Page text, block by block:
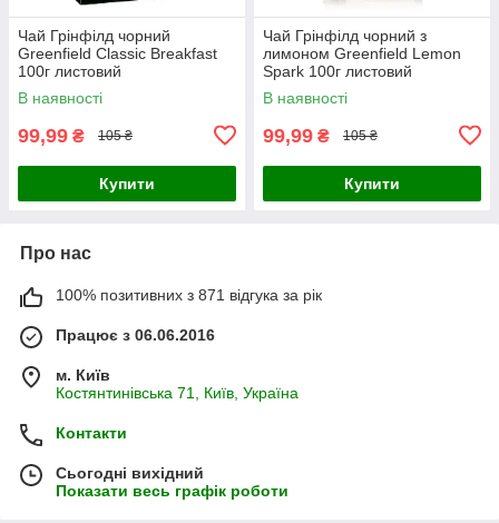
Чай Грінфілд чорний
Greenfield Classic Breakfast
100г листовий
В наявності
99,99 ₴ 105 ₴
Купити
Чай Грінфілд чорний з
лимоном Greenfield Lemon
Spark 100г листовий
В наявності
99,99 ₴ 105 ₴
Купити
Про нас
100% позитивних з 871 відгука за рік
Працює з 06.06.2016
м. Київ
Костянтинівська 71, Київ, Україна
Контакти
Сьогодні вихідний
Показати весь графік роботи